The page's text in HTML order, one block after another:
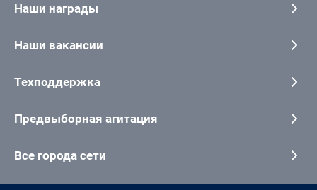
Наши награды
Наши вакансии
Техподдержка
Предвыборная агитация
Все города сети